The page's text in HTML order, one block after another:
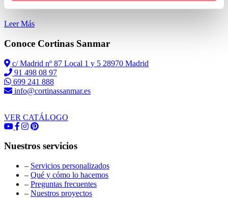
Leer Más
Conoce Cortinas Sanmar
c/ Madrid nº 87 Local 1 y 5 28970 Madrid
91 498 08 97
699 241 888
info@cortinassanmar.es
VER CATÁLOGO
Nuestros servicios
– Servicios personalizados
– Qué y cómo lo hacemos
– Preguntas frecuentes
– Nuestros proyectos